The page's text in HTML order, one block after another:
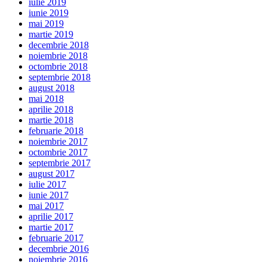
iulie 2019
iunie 2019
mai 2019
martie 2019
decembrie 2018
noiembrie 2018
octombrie 2018
septembrie 2018
august 2018
mai 2018
aprilie 2018
martie 2018
februarie 2018
noiembrie 2017
octombrie 2017
septembrie 2017
august 2017
iulie 2017
iunie 2017
mai 2017
aprilie 2017
martie 2017
februarie 2017
decembrie 2016
noiembrie 2016